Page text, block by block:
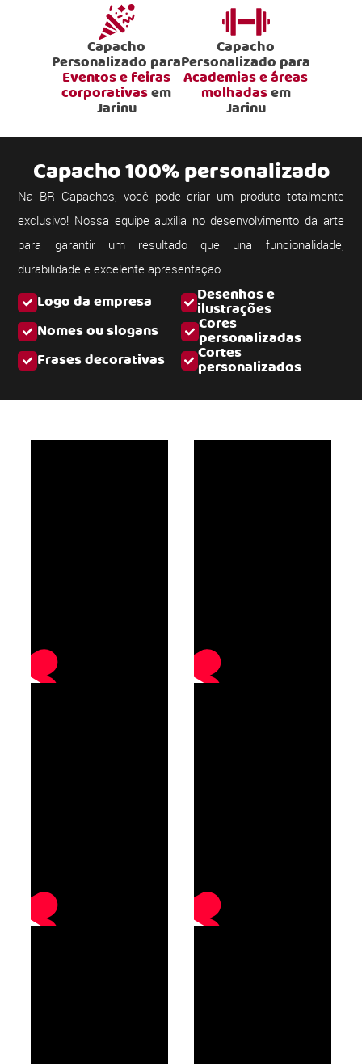
Capacho
Personalizado para
Eventos e feiras
corporativasem
Jarinu
Capacho
Personalizado para
Academias e áreas
molhadasem
Jarinu
Logo da empresa Desenhos e
ilustrações
Nomes ou slogans
Cores
personalizadas
Frases decorativas
Cortes
personalizados
Capacho 100% personalizado
Na BR Capachos, você pode criar um produto totalmente
exclusivo! Nossa equipe auxilia no desenvolvimento da arte
para garantir um resultado que una funcionalidade,
durabilidade e excelente apresentação.